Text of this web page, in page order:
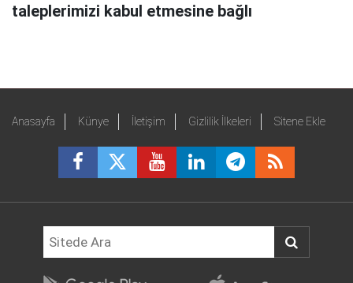
taleplerimizi kabul etmesine bağlı
Anasayfa Künye İletişim Gizlilik İlkeleri Sitene Ekle